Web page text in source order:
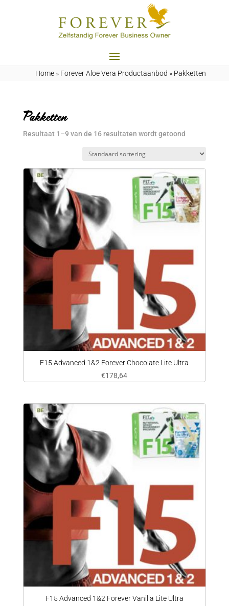
Home » Forever Aloe Vera Productaanbod » Pakketten
Pakketten
Resultaat 1–9 van de 16 resultaten wordt getoond
F15 Advanced 1&2 Forever Chocolate Lite Ultra
€178,64
F15 Advanced 1&2 Forever Vanilla Lite Ultra